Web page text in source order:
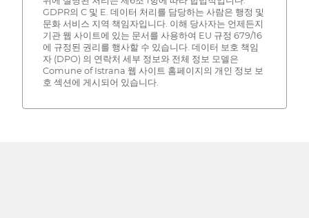
GDPR의 C 및 E. 데이터 처리를 담당하는 사람은 행정 및
문화 서비스 지역 책임자입니다. 이해 당사자는 언제든지
기관 웹 사이트에 있는 문서를 사용하여 EU 규정 679/16
에 규정된 권리를 행사할 수 있습니다. 데이터 보호 책임
자 (DPO) 의 연락처 세부 정보와 전체 정보 모델은
Comune of Istrana 웹 사이트 홈페이지의 개인 정보 보
호 섹션에 게시되어 있습니다.